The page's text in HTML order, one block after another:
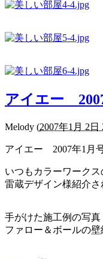
アイエー
Melody (2007年1月 2日
アイエー 2007年1月
いつもカラーワーク
雷蔵デザイン様紹介さ
手がけた施工例の写
ファロー＆ボールの